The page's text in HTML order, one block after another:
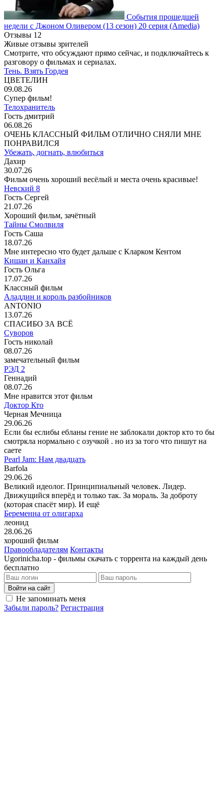
События прошедшей
недели с Джоном Оливером (13 сезон) 20 серия (Amedia)
Отзывы 12
Живые отзывы зрителей
Смотрите, что обсуждают прямо сейчас, и подключайтесь к
разговору о фильмах и сериалах.
Тень. Взять Гордея
ЦВЕТЕЛИН
09.08.26
Супер фильм!
Телохранитель
Гость дмитрий
06.08.26
ОЧЕНЬ КЛАССНЫЙ ФИЛЬМ ОТЛИЧНО СНЯЛИ МНЕ
ПОНРАВИЛСЯ
Убежать, догнать, влюбиться
Дахир
30.07.26
Фильм очень хороший весёлый и места очень красивые!
Невский 8
Гость Сергей
21.07.26
Хороший фильм, зачётный
Тайны Смолвиля
Гость Саша
18.07.26
Мне интересно что будет дальше с Кларком Кентом
Кишан и Канхайя
Гость Ольга
17.07.26
Классный фильм
Аладдин и король разбойников
ANTONIO
13.07.26
СПАСИБО ЗА ВСЁ
Суворов
Гость николай
08.07.26
замечательный фильм
РЭД 2
Геннадий
08.07.26
Мне нравится этот фильм
Доктор Кто
Черная Мечница
29.06.26
Если бы еслибы ебланы гение не заблокали доктор кто то бы
смотркла нормально с озучкой . но из за того что пишут на
саете
Pearl Jam: Нам двадцать
Barfola
29.06.26
Великий идеолог. Принципиальный человек. Лидер.
Движущийся вперёд и только так. За мораль. За доброту
(которая спасёт мир). И ещё
Беременна от олигарха
леонид
28.06.26
хороший фильм
Правообладателям Контакты
Ugorinicha.top - фильмы скачать с торрента на каждый день
бесплатно
Войти на сайт
Не запоминать меня
Забыли пароль? Регистрация